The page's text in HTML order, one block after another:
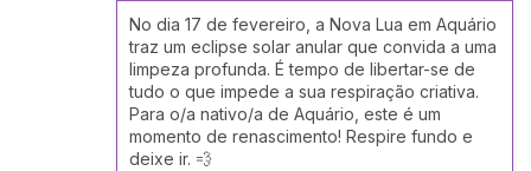
No dia 17 de fevereiro, a Nova Lua em Aquário
traz um eclipse solar anular que convida a uma
limpeza profunda. É tempo de libertar-se de
tudo o que impede a sua respiração criativa.
Para o/a nativo/a de Aquário, este é um
momento de renascimento! Respire fundo e
deixe ir. 💨